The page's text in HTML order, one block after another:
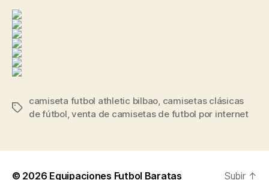
Etiquetas
camiseta futbol athletic bilbao camisetas clásicas
de fútbol ,venta de camisetas de futbol por internet
© 2026 Equipaciones Futbol Baratas Subir ↑